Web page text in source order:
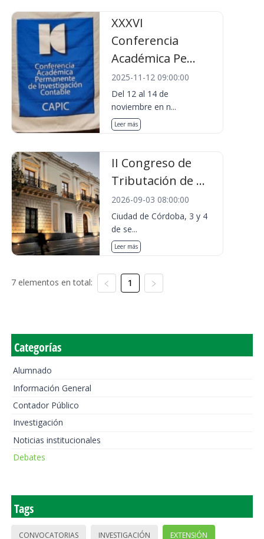
XXXVI
Conferencia
Académica Pe...
2025-11-12 09:00:00
Del 12 al 14 de
noviembre en n...
Leer más
II Congreso de
Tributación de ...
2026-09-03 08:00:00
Ciudad de Córdoba, 3 y 4
de se...
Leer más
7 elementos en total: 1
Categorías
Alumnado
Información General
Contador Público
Investigación
Noticias institucionales
Debates
Tags
CONVOCATORIAS INVESTIGACIÓN EXTENSIÓN